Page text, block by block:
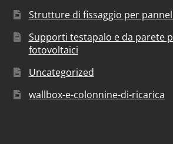
Strutture di fissaggio per
Supporti testapalo e da parete
fotovoltaici
Uncategorized
wallbox-e-colonnine-di-ricarica